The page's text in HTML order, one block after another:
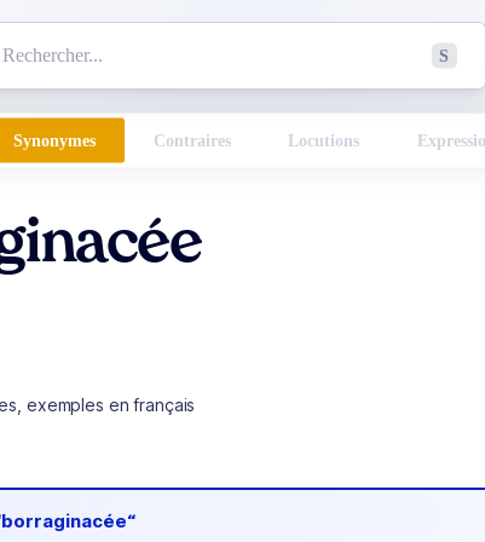
S
Synonymes Contraires Locutions
exemples en français